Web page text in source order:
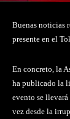
Buenas noticias
presente en el
En concreto, la
ha publicado la
evento se
vez desde la